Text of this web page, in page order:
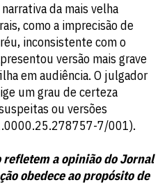
da mais velha
como a imprecisão de
inconsistente com o
versão mais grave
em audiência. O julgador
um grau de certeza
ou versões
7/001).
refletem a opinião do Jornal
obedece ao propósito de